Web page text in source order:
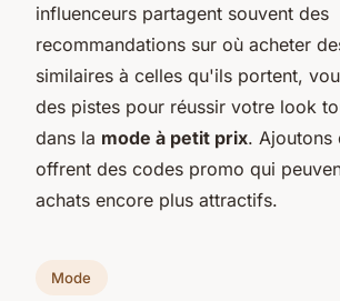
influenceurs partagent souvent des
recommandations sur où acheter
similaires à celles qu'ils portent,
des pistes pour réussir votre look
dans la mode à petit prix. Ajoutons
offrent des codes promo qui
achats encore plus attractifs.
Mode